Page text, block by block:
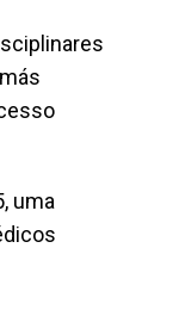
uma